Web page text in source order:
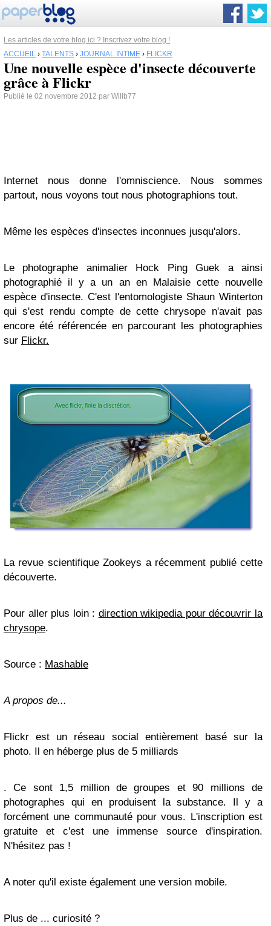
Les articles de votre blog ici ? Inscrivez votre blog !
ACCUEIL › TALENTS › JOURNAL INTIME › FLICKR
Une nouvelle espèce d'insecte découverte
grâce à Flickr
Publié le 02 novembre 2012 par Willb77
Internet nous donne l'omniscience. Nous sommes
partout, nous voyons tout nous photographions tout.
Même les espèces d'insectes inconnues jusqu'alors.
Le photographe animalier Hock Ping Guek a ainsi
photographié il y a un an en Malaisie cette nouvelle
espèce d'insecte. C'est l'entomologiste Shaun Winterton
qui s'est rendu compte de cette chrysope n'avait pas
encore été référencée en parcourant les photographies
sur Flickr.
La revue scientifique Zookeys a récemment publié cette
découverte.
Pour aller plus loin : direction wikipedia pour découvrir la
chrysope.
Source : Mashable
A propos de...
Flickr est un réseau social entièrement basé sur la
photo. Il en héberge plus de 5 milliards
. Ce sont 1,5 million de groupes et 90 millions de
photographes qui en produisent la substance. Il y a
forcément une communauté pour vous. L'inscription est
gratuite et c'est une immense source d'inspiration.
N'hésitez pas !
A noter qu'il existe également une version mobile.
Plus de ... curiosité ?